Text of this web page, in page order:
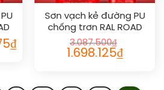
₫Giá
hiện
Sơn vạch kẻ đường PU
chống trơn RAL ROAD
LINE SHIELD ANTI-SLIP
9017
3.087.500₫
Giá
gốc
1.698.125₫Giá
hiện